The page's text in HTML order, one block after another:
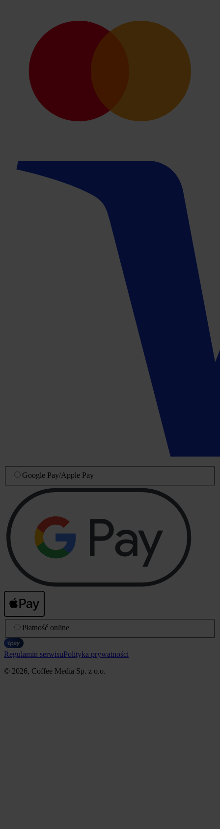
Google Pay/Apple Pay
Płatność online
Regulamin serwisuPolityka prywatności
© 2026, Coffee Media Sp. z o.o.